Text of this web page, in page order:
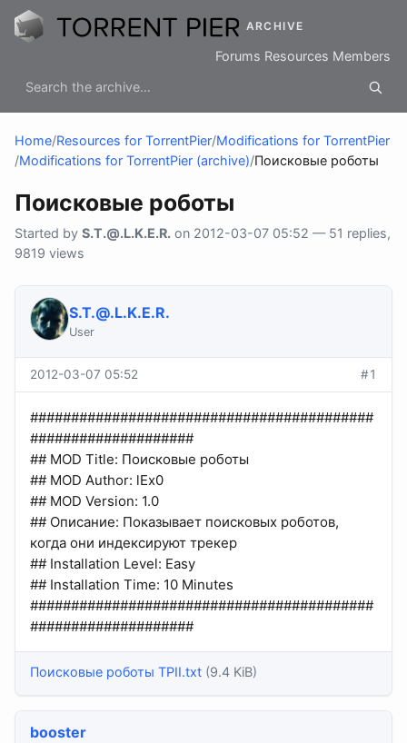
ARCHIVE
Forums Resources Members
Home/Resources for TorrentPier/Modifications for TorrentPier
/Modifications for TorrentPier (archive)/Поисковые роботы
Поисковые роботы
Started by S.T.@.L.K.E.R. on 2012-03-07 05:52 — 51 replies,
9819 views
S.T.@.L.K.E.R.
User
2012-03-07 05:52 #1
##########################################
####################
## MOD Title: Поисковые роботы
## MOD Author: lEx0
## MOD Version: 1.0
## Описание: Показывает поисковых роботов,
когда они индексируют трекер
## Installation Level: Easy
## Installation Time: 10 Minutes
##########################################
####################
Поисковые роботы TPII.txt (9.4 KiB)
booster